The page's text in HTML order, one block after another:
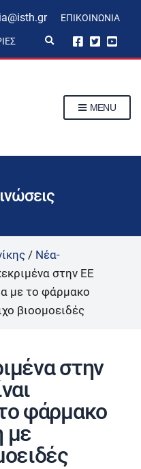
ΕΠΙΚΟΙΝΩΝΊΑ
p
m
MENU
/ Νέα-
στην ΕΕ
με το φάρμακο
βιοομοειδές
στην
φάρμακο
με